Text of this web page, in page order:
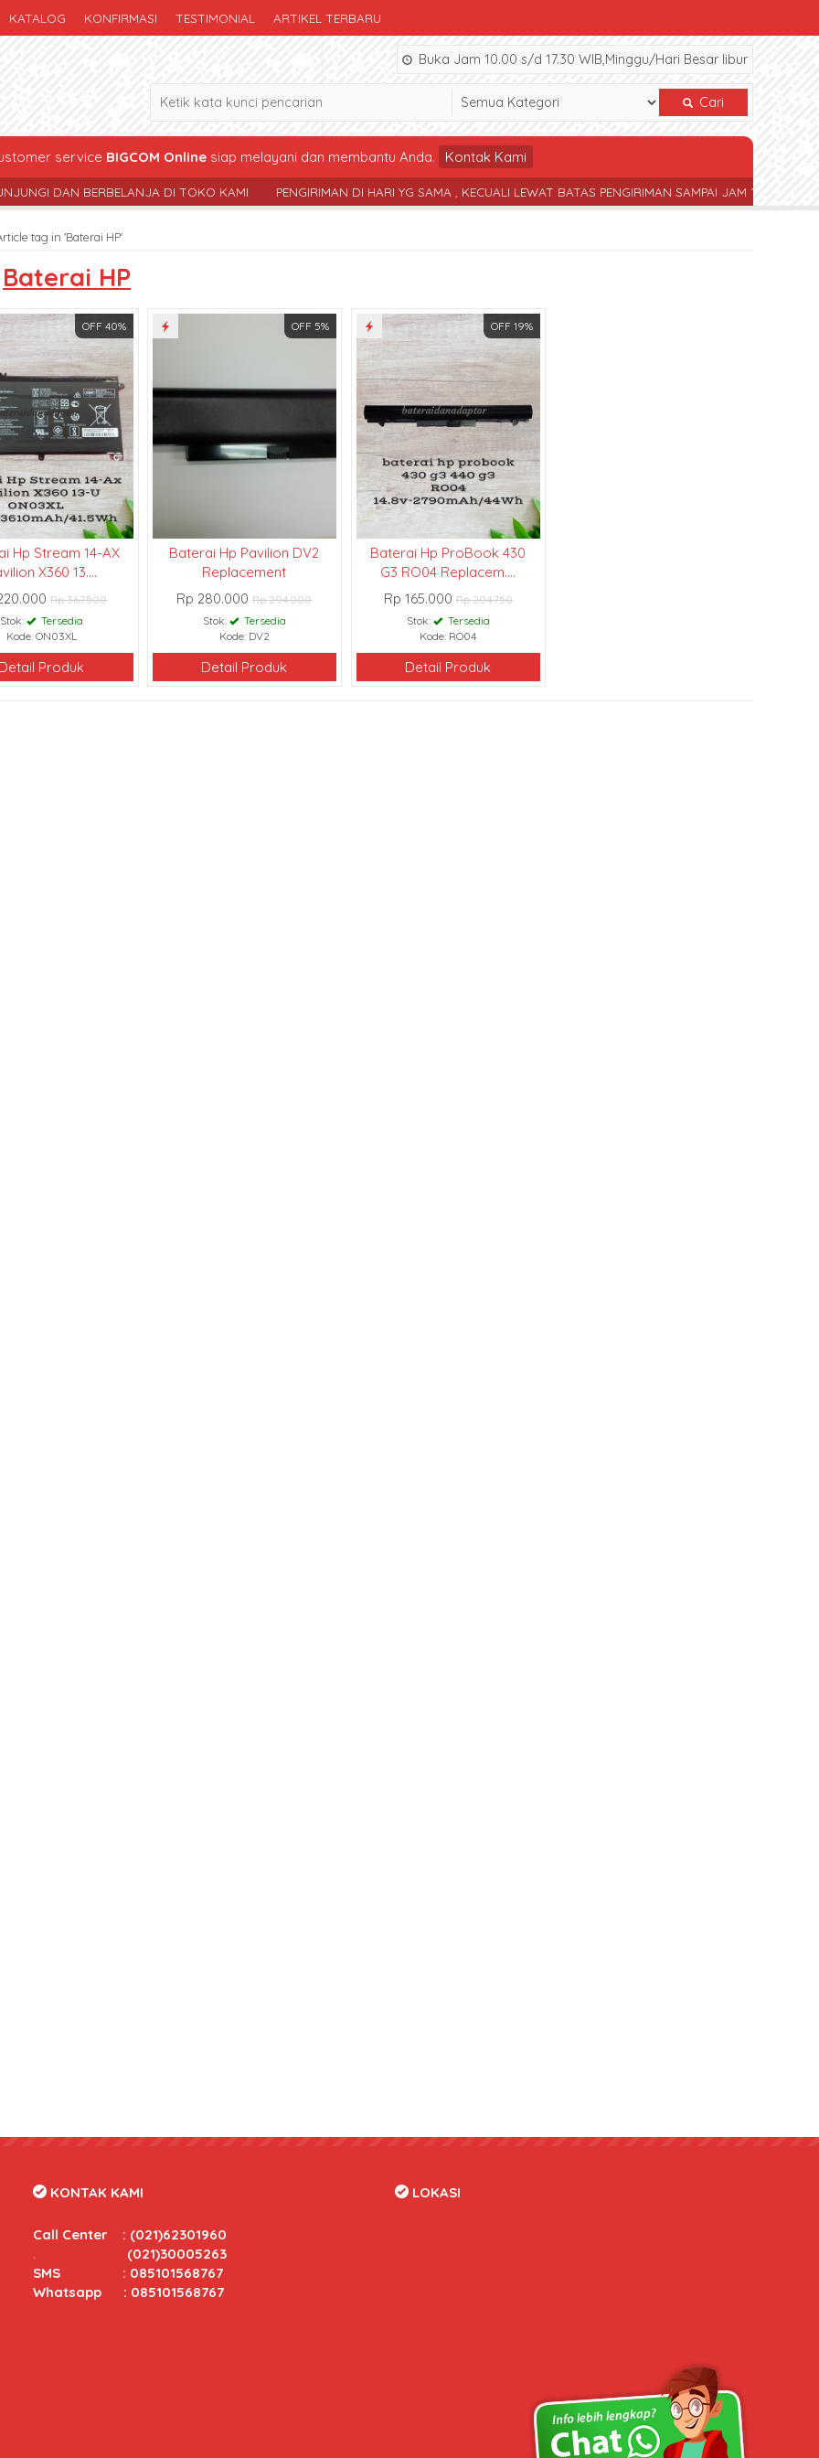
KATALOG KONFIRMASI TESTIMONIAL ARTIKEL TERBARU
Buka Jam 10.00 s/d 17.30 WIB,Minggu/Hari Besar libur
Cari
service BIGCOM Onlinesiap melayani dan membantu Anda. Kontak Kami
BERBELANJA DI TOKO KAMI PENGIRIMAN DI HARI YG SAMA , KECUALI LEWAT BATAS PENGIRIMAN SAMPAI JAM 17.30 WIB
tag in 'Baterai HP'
Baterai HP
OFF 40%
Hp Stream 14-AX
X360 13....
Rp 367.500
Stok:
Tersedia
Kode: ON03XL
Detail Produk
OFF 5%
Baterai Hp Pavilion DV2
Replacement
Rp 280.000Rp 294.000
Stok:
Tersedia
Kode: DV2
Detail Produk
OFF 19%
Baterai Hp ProBook 430
G3 RO04 Replacem....
Rp 165.000 Rp 204.750
Stok:
Tersedia
Kode: RO04
Detail Produk
belanja via
yang
di
salah pilih
berkualitas
sparepart
deh.smoga
.Terima
KONTAK KAMI
.(021)30005263
Whatsapp : 085101568767
LOKASI
Copyright © 2020 bateraidanadaptor.com - All rights reserved.